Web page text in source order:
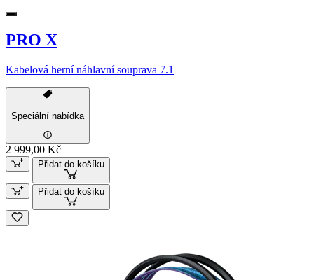
PRO X
Kabelová herní náhlavní souprava 7.1
Speciální nabídka
2 999,00 Kč
Přidat do košíku
Přidat do košíku